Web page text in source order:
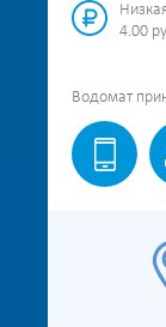
4.00
Водомат